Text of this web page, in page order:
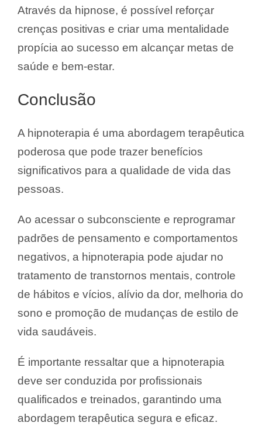
Através da hipnose, é possível reforçar
crenças positivas e criar uma mentalidade
propícia ao sucesso em alcançar metas de
saúde e bem-estar.
Conclusão
A hipnoterapia é uma abordagem terapêutica
poderosa que pode trazer benefícios
significativos para a qualidade de vida das
pessoas.
Ao acessar o subconsciente e reprogramar
padrões de pensamento e comportamentos
negativos, a hipnoterapia pode ajudar no
tratamento de transtornos mentais, controle
de hábitos e vícios, alívio da dor, melhoria do
sono e promoção de mudanças de estilo de
vida saudáveis.
É importante ressaltar que a hipnoterapia
deve ser conduzida por profissionais
qualificados e treinados, garantindo uma
abordagem terapêutica segura e eficaz.